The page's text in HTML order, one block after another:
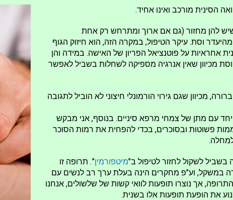
הסינית מורכב ואינו אחיד.
להן מחזור (גם אם ארוך ומתרחש רק אחת
וסת. עיקר הטיפול, במקרה הזה, הוא חיזוק הגוף
אחראיות על פוטנציאל הפריון של האישה. במידה והן
מכיוון שאין אנרגיה מספיקה לשחלות בשביל לאפשר
מכיוון שגם גירוי הורמונלי חיצוני לא הוביל לתגובה
עם מתן של צמחי מרפא סיניים. בנוסף, אני מבקש
פשוטות ובסוכרים, בכדי להפחית את רמות הסוכר
למחלה.
לשקול לחזור לטיפול ב"מיטפורמין”. תרופה זו
במשקל, וע"פ מחקרים הינה בעלת ערך רב לנשים עם
אך נוצרו תופעות לוואי קשות של שלשולים, אנחנו
את הופעת תופעות אלו בשנית.